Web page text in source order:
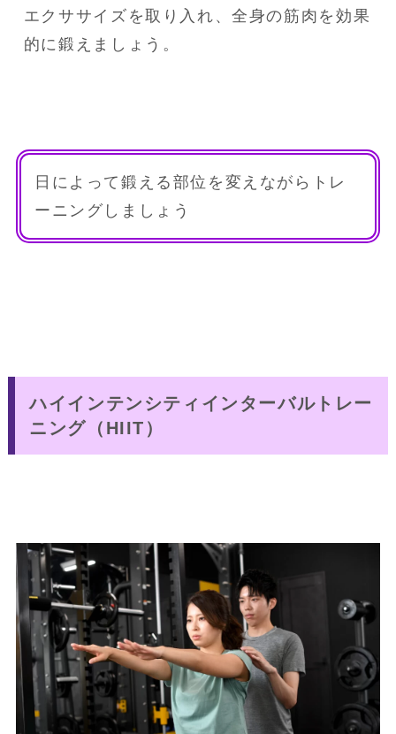
エクササイズを取り入れ、全身の筋肉を効果
的に鍛えましょう。
日によって鍛える部位を変えながらトレ
ーニングしましょう
ハイインテンシティインターバルトレー
ニング（HIIT）